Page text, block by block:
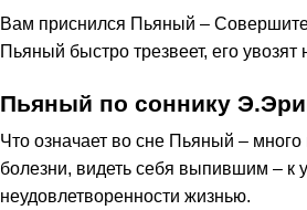
Вам приснился Пьяный – Совершите
Пьяный быстро трезвеет, его
Пьяный по соннику
Что означает во сне Пьяный –
болезни, видеть себя выпившим – к
неудовлетворенности жизнью.